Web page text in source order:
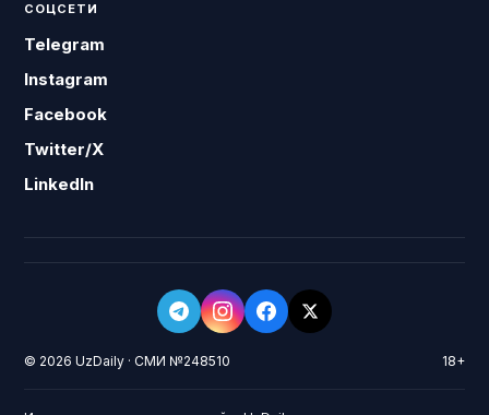
СОЦСЕТИ
Telegram
Instagram
Facebook
Twitter/X
LinkedIn
© 2026 UzDaily · СМИ №248510 18+